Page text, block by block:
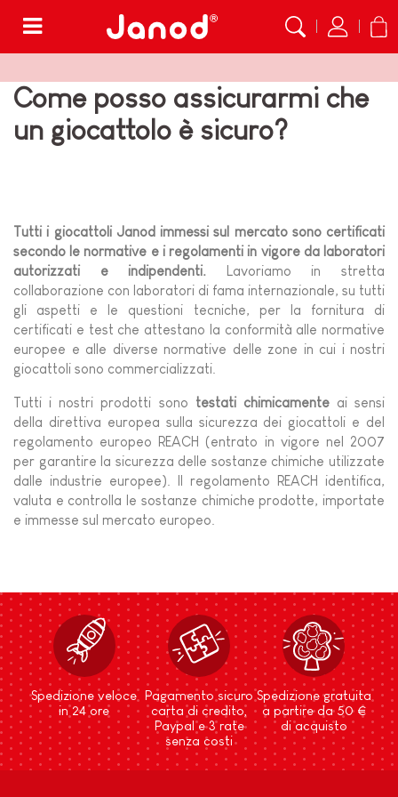
Come posso assicurarmi che
un giocattolo è sicuro?
Tutti i giocattoli Janod immessi sul mercato sono certificati
secondo le normative e i regolamenti in vigore da laboratori
autorizzati e indipendenti. Lavoriamo in stretta
collaborazione con laboratori di fama internazionale, su tutti
gli aspetti e le questioni tecniche, per la fornitura di
certificati e test che attestano la conformità alle normative
europee e alle diverse normative delle zone in cui i nostri
giocattoli sono commercializzati.
Tutti i nostri prodotti sono testati chimicamenteai sensi
della direttiva europea sulla sicurezza dei giocattoli e del
regolamento europeo REACH (entrato in vigore nel 2007
per garantire la sicurezza delle sostanze chimiche utilizzate
dalle industrie europee). Il regolamento REACH identifica,
valuta e controlla le sostanze chimiche prodotte, importate
e immesse sul mercato europeo.
Spedizione veloce
in 24 ore
Pagamento sicuro
carta di credito,
Paypal e 3 rate
senza costi
Spedizione gratuita
a partire da 50 €
di acquisto